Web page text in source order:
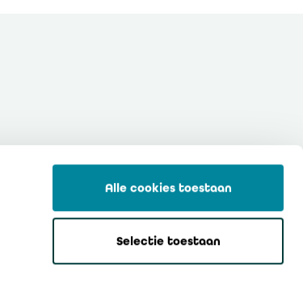
Alle cookies toestaan
Selectie toestaan